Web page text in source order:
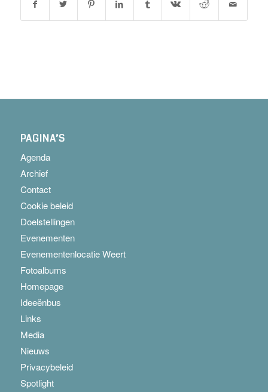
PAGINA’S
Agenda
Archief
Contact
Cookie beleid
Doelstellingen
Evenementen
Evenementenlocatie Weert
Fotoalbums
Homepage
Ideeënbus
Links
Media
Nieuws
Privacybeleid
Spotlight